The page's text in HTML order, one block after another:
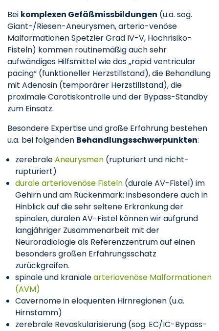
Bei komplexen Gefäßmissbildungen (u.a. sog.
Giant-/Riesen-Aneurysmen, arterio-venöse
Malformationen Spetzler Grad IV-V, Hochrisiko-
Fisteln) kommen routinemäßig auch sehr
aufwändiges Hilfsmittel wie das „rapid ventricular
pacing“ (funktioneller Herzstillstand), die Behandlung
mit Adenosin (temporärer Herzstillstand), die
proximale Carotiskontrolle und der Bypass-Standby
zum Einsatz.
Besondere Expertise und große Erfahrung bestehen
u.a. bei folgenden Behandlungsschwerpunkten:
zerebraleAneurysmen (rupturiert und nicht-
rupturiert)
durale arteriovenöse Fisteln (durale AV-Fistel) im
Gehirn und am Rückenmark: insbesondere auch in
Hinblick auf die sehr seltene Erkrankung der
spinalen, duralen AV-Fistel können wir aufgrund
langjähriger Zusammenarbeit mit der
Neuroradiologie als Referenzzentrum auf einen
besonders großen Erfahrungsschatz
zurückgreifen.
spinale und kranialearteriovenöse Malformationen
(AVM)
Cavernome in eloquenten Hirnregionen (u.a.
Hirnstamm)
zerebrale Revaskularisierung (sog. EC/IC-Bypass-